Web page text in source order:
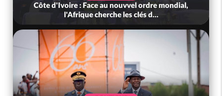
Côte d'Ivoire : Indépendance, le GNL Apalo
Touré aux Gendarmes : « Renouvel...